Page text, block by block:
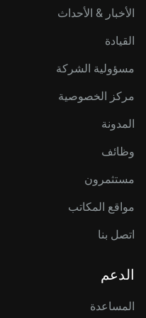
الأخبار & الأحداث
القيادة
مسؤولية الشركة
مركز الخصوصية
المدونة
وظائف
مستثمرون
مواقع المكاتب
اتصل بنا
الدعم
المساعدة